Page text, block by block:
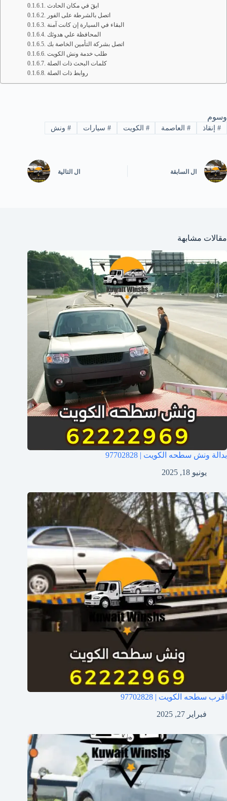
ابقَ في مكان الحادث
اتصل بالشرطة على الفور
البقاء في السيارة إن كانت آمنة
المحافظة علي هدوئك
اتصل بشركة التأمين الخاصة بك
طلب خدمة ونش الكويت
كلمات البحث ذات الصلة
روابط ذات الصلة
وسوم
#إنقاذ #العاصمة # الكويت # سيارات # ونش
ال السابقة ال التالية
مقالات مشابهة
بدالة ونش سطحه الكويت | 97702828
يونيو 18, 2025
اقرب سطحه الكويت | 97702828
فبراير 27, 2025